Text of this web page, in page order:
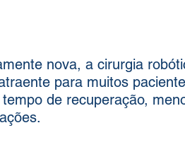
nova, a cirurgia
para muitos
de recuperação,